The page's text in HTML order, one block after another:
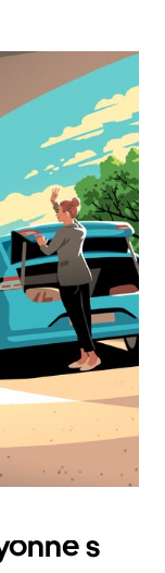
s